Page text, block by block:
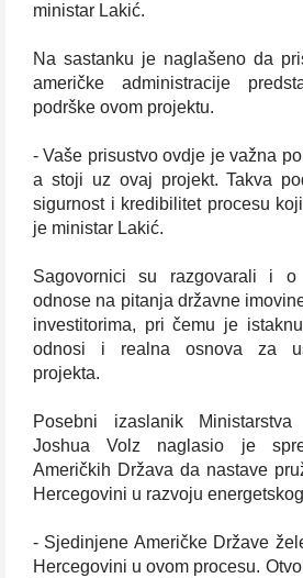
ministar Lakić.
Na sastanku je naglašeno da
američke administracije
podrške ovom projektu.
- Vaše prisustvo ovdje je važna
a stoji uz ovaj projekt. Takva
sigurnost i kredibilitet procesu
je ministar Lakić.
Sagovornici su razgovarali i
odnose na pitanja državne
investitorima, pri čemu je
odnosi i realna osnova za
projekta.
Posebni izaslanik
Joshua Volz naglasio je
Američkih Država da nastave
Hercegovini u razvoju
- Sjedinjene Američke Države
Hercegovini u ovom procesu.